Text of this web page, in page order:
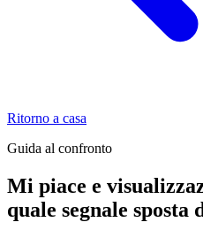
Ritorno a casa
Guida al confronto
Mi piace e
quale segnale